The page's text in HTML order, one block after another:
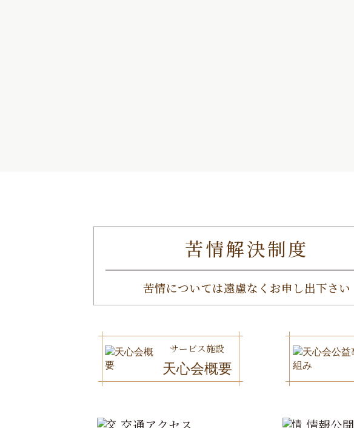
苦情解決制度
苦情については遠慮なくお申し出下さい
サービス施設
天心会概要